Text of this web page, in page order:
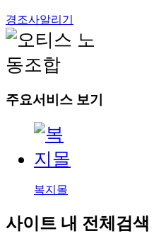
경조사알리기
주요서비스 보기
복지몰
사이트 내 전체검색